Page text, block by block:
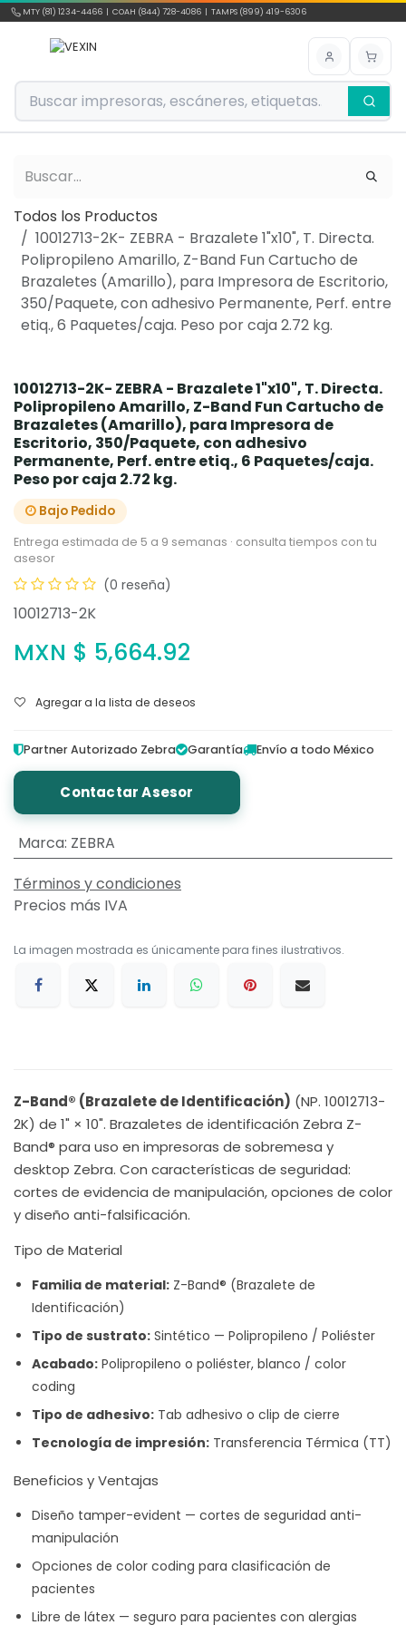
Ir al contenido
MTY (81) 1234-4466 | COAH (844) 728-4086 | TAMPS (899) 419-6306
Todos los Productos
10012713-2K- ZEBRA - Brazalete 1"x10", T. Directa.
Polipropileno Amarillo, Z-Band Fun Cartucho de
Brazaletes (Amarillo), para Impresora de Escritorio,
350/Paquete, con adhesivo Permanente, Perf. entre
etiq., 6 Paquetes/caja. Peso por caja 2.72 kg.
10012713-2K- ZEBRA - Brazalete 1"x10", T. Directa.
Polipropileno Amarillo, Z-Band Fun Cartucho de
Brazaletes (Amarillo), para Impresora de
Escritorio, 350/Paquete, con adhesivo
Permanente, Perf. entre etiq., 6 Paquetes/caja.
Peso por caja 2.72 kg.
Bajo Pedido
Entrega estimada de 5 a 9 semanas · consulta tiempos con tu
asesor
(0 reseña)
10012713-2K
MXN $ 5,664.92
Agregar a la lista de deseos
Partner Autorizado Zebra Garantía Envío a todo México
Contactar Asesor
Marca: ZEBRA
Términos y condiciones
Precios más IVA
La imagen mostrada es únicamente para fines ilustrativos.
Z-Band® (Brazalete de Identificación) (NP. 10012713-
2K) de 1" × 10". Brazaletes de identificación Zebra Z-
Band® para uso en impresoras de sobremesa y
desktop Zebra. Con características de seguridad:
cortes de evidencia de manipulación, opciones de color
y diseño anti-falsificación.
Tipo de Material
Familia de material: Z-Band® (Brazalete de
Identificación)
Tipo de sustrato: Sintético — Polipropileno / Poliéster
Acabado: Polipropileno o poliéster, blanco / color
coding
Tipo de adhesivo: Tab adhesivo o clip de cierre
Tecnología de impresión: Transferencia Térmica (TT)
Beneficios y Ventajas
Diseño tamper-evident — cortes de seguridad anti-
manipulación
Opciones de color coding para clasificación de
pacientes
Libre de látex — seguro para pacientes con alergias